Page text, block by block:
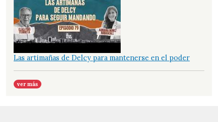
Las artimañas de Delcy para mantenerse en el poder
ver más